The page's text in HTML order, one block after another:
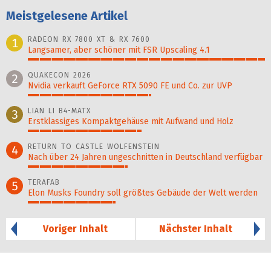
Meistgelesene Artikel
1
RADEON RX 7800 XT & RX 7600
Langsamer, aber schöner mit FSR Upscaling 4.1
2 QUAKECON 2026
Nvidia verkauft GeForce RTX 5090 FE und Co. zur UVP
3 LIAN LI B4-MATX
Erstklassiges Kompaktgehäuse mit Aufwand und Holz
4 RETURN TO CASTLE WOLFENSTEIN
Nach über 24 Jahren ungeschnitten in Deutschland verfügbar
5 TERAFAB
Elon Musks Foundry soll größ­tes Gebäude der Welt werden
Voriger Inhalt
Nächster Inhalt